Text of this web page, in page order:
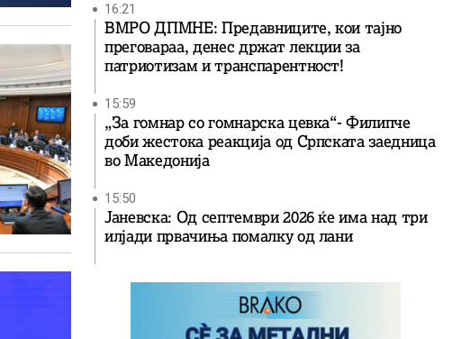
16:21
ВМРО ДПМНЕ: Предавниците, кои тајно
преговараа, денес држат лекции за
патриотизам и транспарентност!
15:59
„За гомнар со гомнарска цевка“- Филипче
доби жестока реакција од Српската заедница
во Македонија
15:50
Јаневска: Од септември 2026 ќе има над три
илјади првачиња помалку од лани